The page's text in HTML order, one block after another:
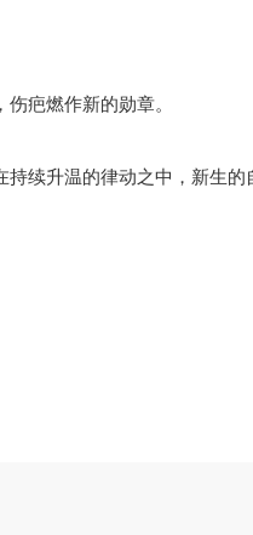
疤燃作新的勋章。
续升温的律动之中，新生